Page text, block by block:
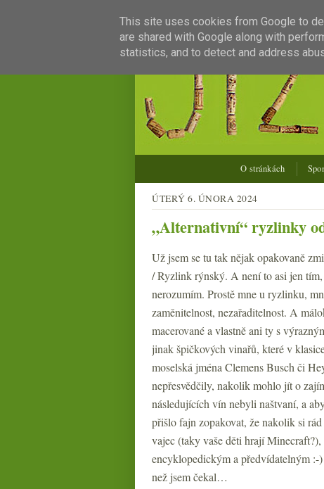
O stránkách
ÚTERÝ 6. ÚNORA 2024
„Alternativní“ ryzlinky
Už jsem se tu tak nějak opakovaně
/ Ryzlink rýnský. A není to asi jen
nerozumím. Prostě mne u ryzlinku,
zaměnitelnost, nezařaditelnost. A
macerované a vlastně ani ty s
jinak špičkových vinařů, které v
moselská jména Clemens Busch či
nepřesvědčily, nakolik mohlo jít o
následujících vín nebyli naštvaní, a
přišlo fajn zopakovat, že nakolik si
vajec (taky vaše děti hrají
encyklopedickým a předvídatelným :-
než jsem čekal…
This site uses cookies from Google to
are shared with Google along with
statistics, and to detect and address